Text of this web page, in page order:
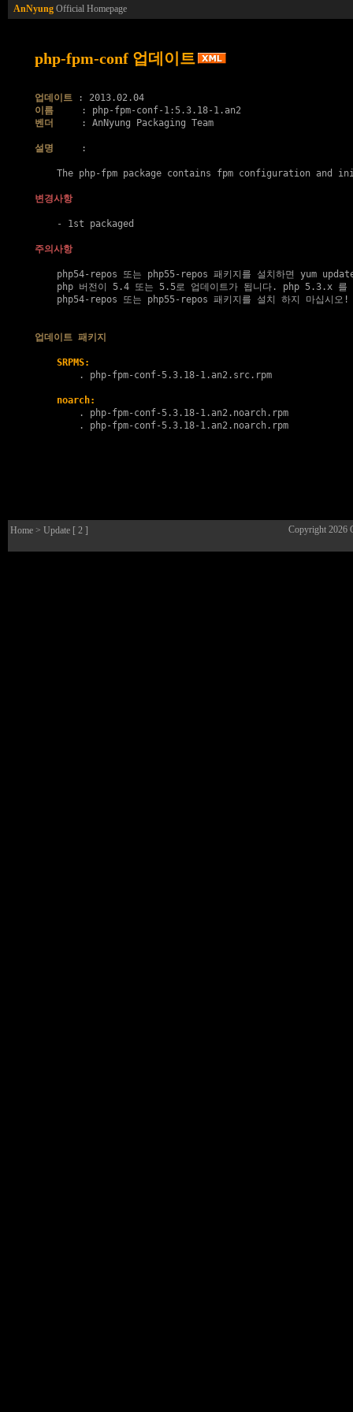
AnNyung Official Homepage
php-fpm-conf 업데이트
업데이트
이름
벤더
     : AnNyung Packaging Team
설명
     :
The php-fpm package contains fpm configuration and
변경사항
    - 1st packaged
주의사항
php54-repos 또는 php55-repos 패키지를 설치하면 yum
php 버전이 5.4 또는 5.5로 업데이트가 됩니다. php 5.3.x 를
    php54-repos 또는 php55-repos 패키지를 설치 하지 마십시오!
업데이트 패키지
SRPMS:
        .
php-fpm-conf-5.3.18-1.an2.src.rpm
noarch:
        .
php-fpm-conf-5.3.18-1.an2.noarch.rpm
        .
php-fpm-conf-5.3.18-1.an2.noarch.rpm
Home > Update [ 2 ] Copyright 2026